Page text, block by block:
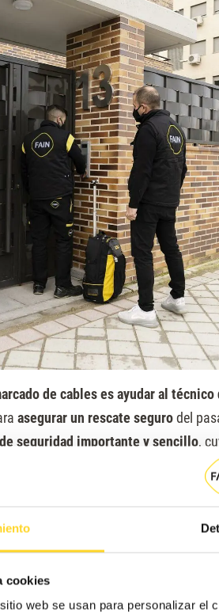
cookies
web se usan para personalizar el
de cables es ayudar al
asegurar un rescate segurodel
seguridad importante y sencillo,
cuarto de máquinas) del pasajero
del ascensor
y llega a la
visiblesy no haga falta repintar.